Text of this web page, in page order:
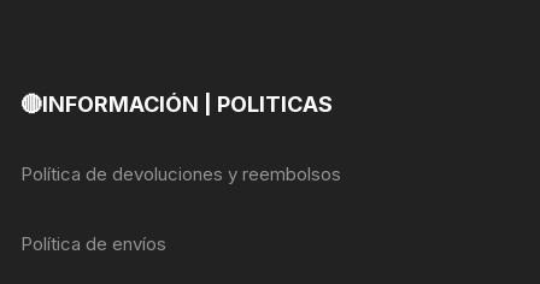
🔴INFORMACIÓN | POLITICAS
Política de devoluciones y reembolsos
Política de envíos